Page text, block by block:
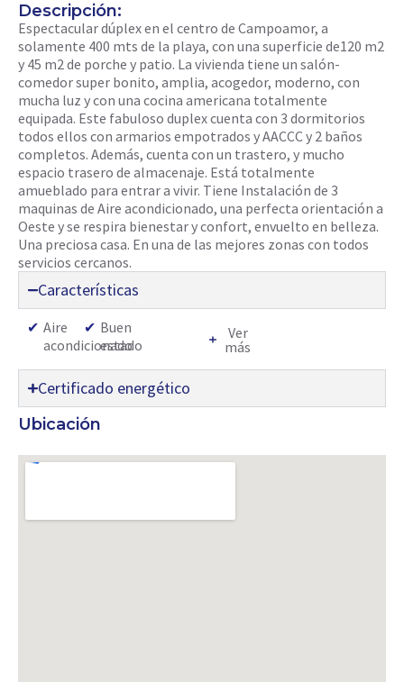
Descripción:
Espectacular dúplex en el centro de Campoamor, a
solamente 400 mts de la playa, con una superficie de120 m2
y 45 m2 de porche y patio. La vivienda tiene un salón-
comedor super bonito, amplia, acogedor, moderno, con
mucha luz y con una cocina americana totalmente
equipada. Este fabuloso duplex cuenta con 3 dormitorios
todos ellos con armarios empotrados y AACCC y 2 baños
completos. Además, cuenta con un trastero, y mucho
espacio trasero de almacenaje. Está totalmente
amueblado para entrar a vivir. Tiene Instalación de 3
maquinas de Aire acondicionado, una perfecta orientación a
Oeste y se respira bienestar y confort, envuelto en belleza.
Una preciosa casa. En una de las mejores zonas con todos
servicios cercanos.
Características
✔ Aire
acondicionado
✔ Buen
estado
Ver
más
Certificado energético
Ubicación